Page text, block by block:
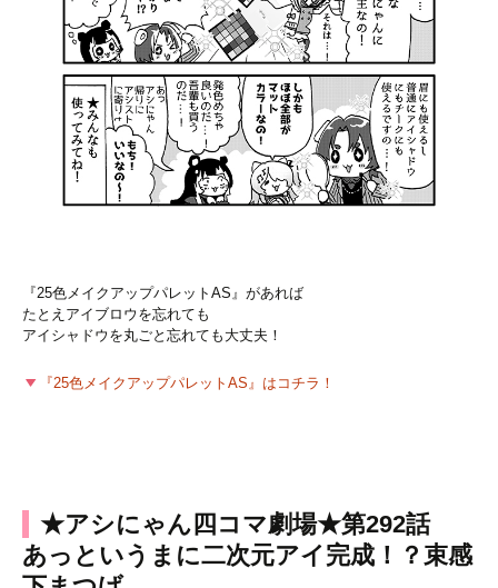
『25色メイクアップパレットAS』があれば
たとえアイブロウを忘れても
アイシャドウを丸ごと忘れても大丈夫！
『25色メイクアップパレットAS』はコチラ！
★アシにゃん四コマ劇場★第292話
あっというまに二次元アイ完成！？束感